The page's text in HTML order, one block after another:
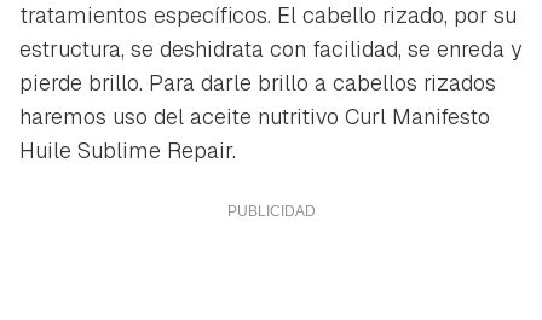
tratamientos específicos. El cabello rizado, por su
estructura, se deshidrata con facilidad, se enreda y
pierde brillo. Para darle brillo a cabellos rizados
haremos uso del aceite nutritivo Curl Manifesto
Huile Sublime Repair.